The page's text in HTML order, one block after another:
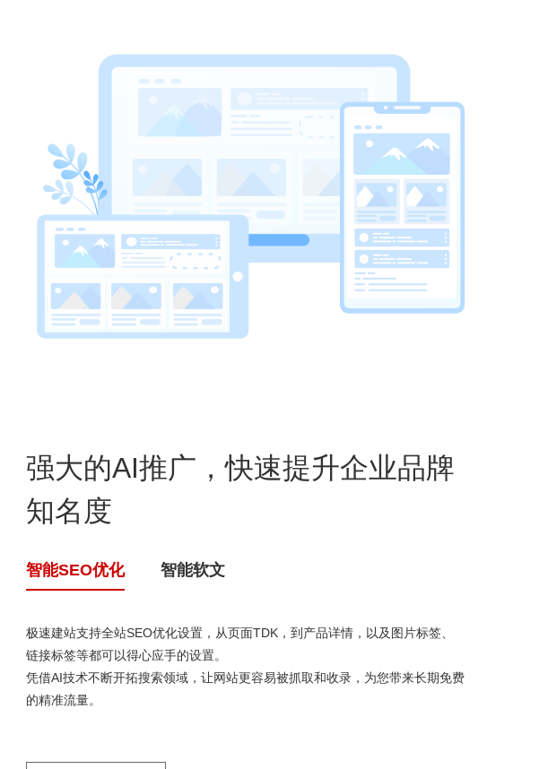
强大的AI推广，快速提升企业品牌
知名度
智能SEO优化 智能软文
极速建站支持全站SEO优化设置，从页面TDK，到产品详情，以及图片标签、
链接标签等都可以得心应手的设置。
凭借AI技术不断开拓搜索领域，让网站更容易被抓取和收录，为您带来长期免费
的精准流量。